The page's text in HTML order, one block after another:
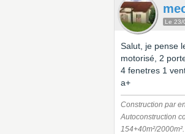
Le 23/
Salut, je pense
motorisé, 2
4 fenetres 1
a+
Construction par
Autoconstruction
154+40m²/2000m².